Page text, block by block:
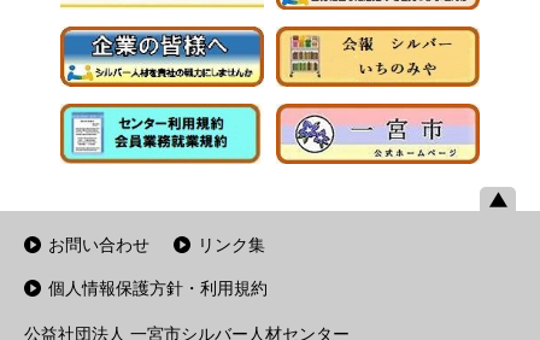
お問い合わせ リンク集
個人情報保護方針・利用規約
公益社団法人 一宮市シルバー人材センター